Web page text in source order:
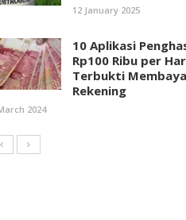
12 January 2025
10 Aplikasi
Rp100 Ribu per
Terbukti
Rekening
2024